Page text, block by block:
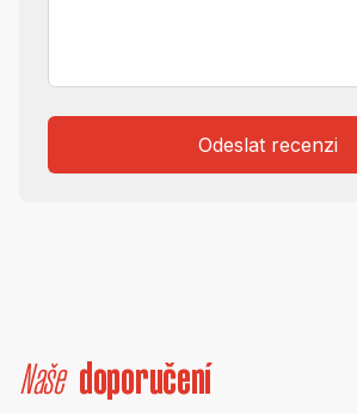
Odeslat recenzi
Naše doporučení